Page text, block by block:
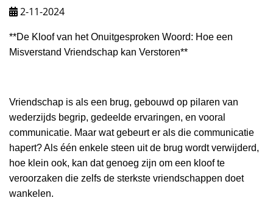
2-11-2024
**De Kloof van het Onuitgesproken Woord: Hoe een
Misverstand Vriendschap kan Verstoren**
Vriendschap is als een brug, gebouwd op pilaren van
wederzijds begrip, gedeelde ervaringen, en vooral
communicatie. Maar wat gebeurt er als die communicatie
hapert? Als één enkele steen uit de brug wordt verwijderd,
hoe klein ook, kan dat genoeg zijn om een kloof te
veroorzaken die zelfs de sterkste vriendschappen doet
wankelen.